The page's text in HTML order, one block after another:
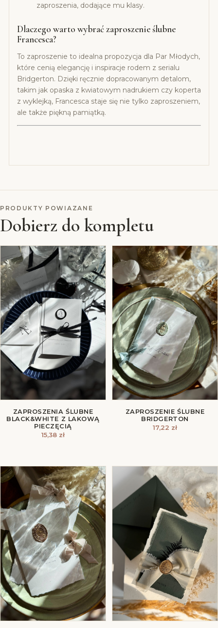
zaproszenia, dodające mu klasy.
Dlaczego warto wybrać zaproszenie ślubne
Francesca?
To zaproszenie to idealna propozycja dla Par Młodych,
które cenią elegancję i inspiracje rodem z serialu
Bridgerton. Dzięki ręcznie dopracowanym detalom,
takim jak opaska z kwiatowym nadrukiem czy koperta
z wyklejką, Francesca staje się nie tylko zaproszeniem,
ale także piękną pamiątką.
PRODUKTY POWIAZANE
Dobierz do kompletu
ZAPROSZENIA ŚLUBNE
BLACK&WHITE Z LAKOWĄ
PIECZĘCIĄ
15,38 zł
ZAPROSZENIE ŚLUBNE
BRIDGERTON
17,22 zł